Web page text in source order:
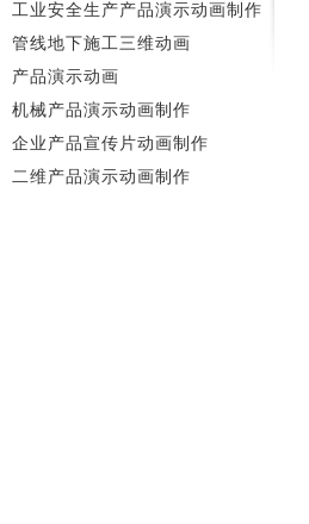
工业安全生产产品演示动画制作
管线地下施工三维动画
产品演示动画
机械产品演示动画制作
企业产品宣传片动画制作
二维产品演示动画制作